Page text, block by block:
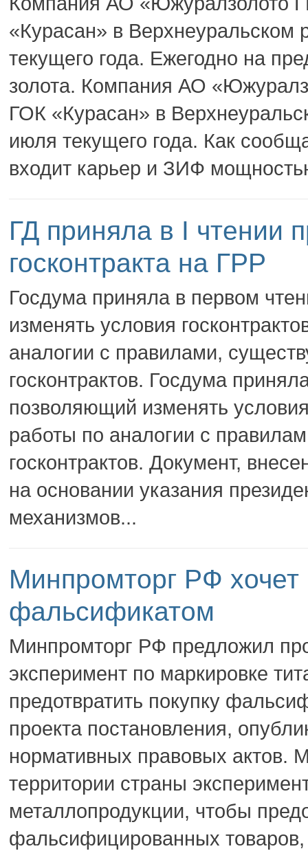
«Курасан» в Верхнеуральском
текущего года. Ежегодно на
золота. Компания АО
ГОК «Курасан» в
июля текущего года. Как
входит карьер и ЗИФ
ГД приняла в I чтении
госконтракта на ГРР
Госдума приняла в первом
изменять условия
аналогии с правилами,
госконтрактов. Госдума
позволяющий изменять
работы по аналогии с
госконтрактов. Документ,
на основании указания
механизмов...
Минпромторг РФ хочет
фальсификатом
Минпромторг РФ предложил
эксперимент по маркировке
предотвратить покупку
проекта постановления,
нормативных правовых актов.
территории страны
металлопродукции, чтобы
фальсифицированных товаров,